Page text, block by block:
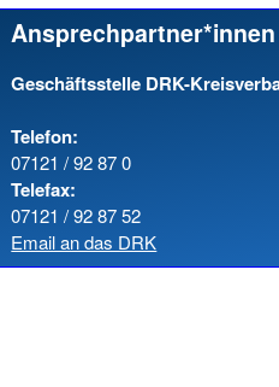
Ansprechpartner*innen
Geschäftsstelle DRK-
Telefon:
07121 / 92 87 0
Telefax:
07121 / 92 87 52
Email an das DRK